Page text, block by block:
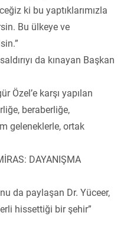
ki bu yaptıklarımızla
Bu ülkeye ve
da kınayan Başkan
Özel’e karşı yapılan
beraberliğe,
geleneklerle, ortak
DAYANIŞMA
da paylaşan Dr. Yüceer,
hissettiği bir şehir”